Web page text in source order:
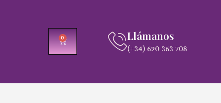
0
CARRITO
Llámanos
(+34) 620 363 708